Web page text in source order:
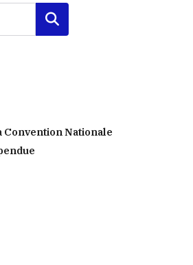
Rechercher
Convention Nationale